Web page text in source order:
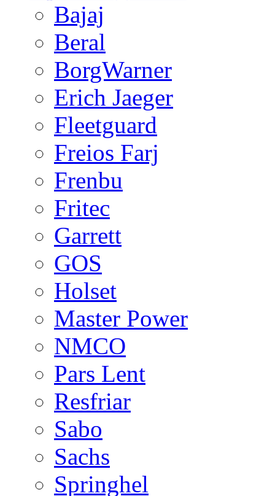
Bajaj
Beral
BorgWarner
Erich Jaeger
Fleetguard
Freios Farj
Frenbu
Fritec
Garrett
GOS
Holset
Master Power
NMCO
Pars Lent
Resfriar
Sabo
Sachs
Springhel